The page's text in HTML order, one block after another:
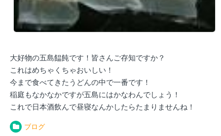
大好物の五島饂飩です！皆さんご存知ですか？
これはめちゃくちゃおいしい！
今まで食べてきたうどんの中で一番です！
稲庭もなかなかですが五島にはかなわんでしょう！
これで日本酒飲んで昼寝なんかしたらたまりませんね！
ブログ